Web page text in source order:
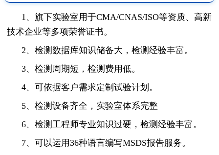
1、旗下实验室用于CMA/CNAS/ISO等资质、高新
技术企业等多项荣誉证书。
2、检测数据库知识储备大，检测经验丰富。
3、检测周期短，检测费用低。
4、可依据客户需求定制试验计划。
5、检测设备齐全，实验室体系完整
6、检测工程师专业知识过硬，检测经验丰富。
7、可以运用36种语言编写MSDS报告服务。